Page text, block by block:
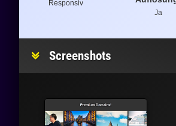
Responsiv
Ja
Screenshots